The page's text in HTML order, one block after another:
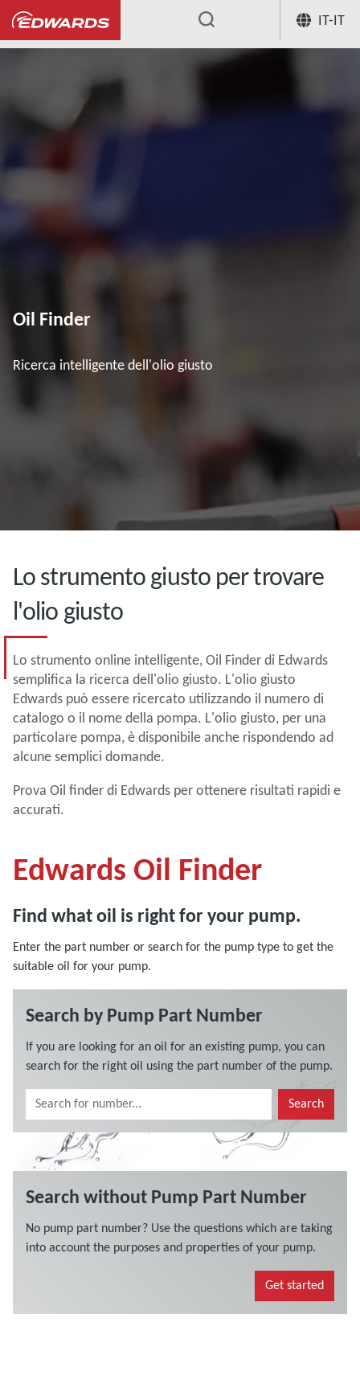
IT-IT
...
Oil Finder
Ricerca intelligente dell'olio giusto
Lo strumento giusto per trovare
l'olio giusto
Lo strumento online intelligente, Oil Finder di Edwards
semplifica la ricerca dell'olio giusto. L'olio giusto
Edwards può essere ricercato utilizzando il numero di
catalogo o il nome della pompa. L'olio giusto, per una
particolare pompa, è disponibile anche rispondendo ad
alcune semplici domande.
Prova Oil finder di Edwards per ottenere risultati rapidi e
accurati.